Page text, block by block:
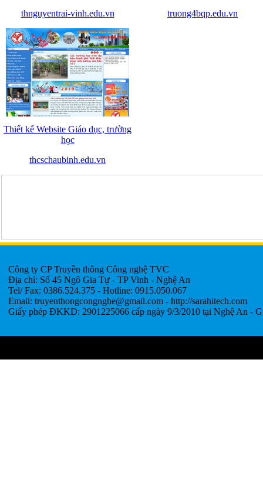
thnguyentrai-vinh.edu.vn truong4bqp.edu.vn
Thiết kế Website Giáo dục, trường
học
thcschaubinh.edu.vn
Công ty CP Truyền thông Công nghệ TVC
Địa chỉ: Số 45 Ngô Gia Tự - TP Vinh - Nghệ An
Tel/ Fax: 0386.524.375 - Hotline: 0915.050.067
Email: truyenthongcongnghe@gmail.com - http://sarahitech.com
Giấy phép ĐKKD: 2901225066 cấp ngày 9/3/2010 tại Nghệ An -